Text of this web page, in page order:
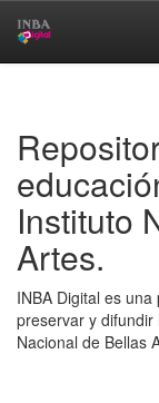
Instituto
Artes.
INBA Digital es
preservar y
Nacional de Bellas